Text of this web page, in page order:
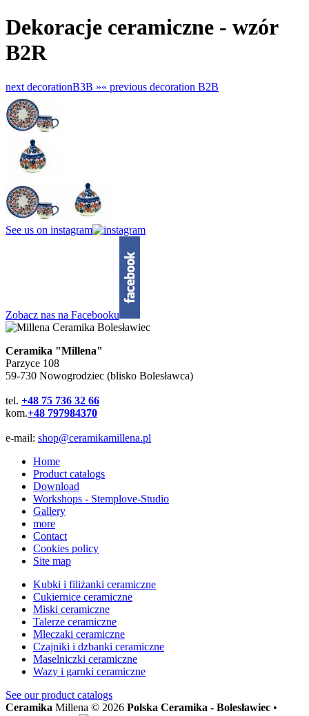
Dekoracje ceramiczne - wzór
B2R
next decorationB3B »« previous decoration B2B
See us on instagram
Zobacz nas na Facebooku
Ceramika "Millena"
Parzyce 108
59-730 Nowogrodziec (blisko Bolesławca)
tel. +48 75 736 32 66
kom.+48 797984370
e-mail: shop@ceramikamillena.pl
Home
Product catalogs
Download
Workshops - Stemplove-Studio
Gallery
more
Contact
Cookies policy
Site map
Kubki i filiżanki ceramiczne
Cukiernice ceramiczne
Miski ceramiczne
Talerze ceramiczne
Mleczaki ceramiczne
Czajniki i dzbanki ceramiczne
Maselniczki ceramiczne
Wazy i garnki ceramiczne
See our product catalogs
Ceramika Millena © 2026 Polska Ceramika - Bolesławiec •